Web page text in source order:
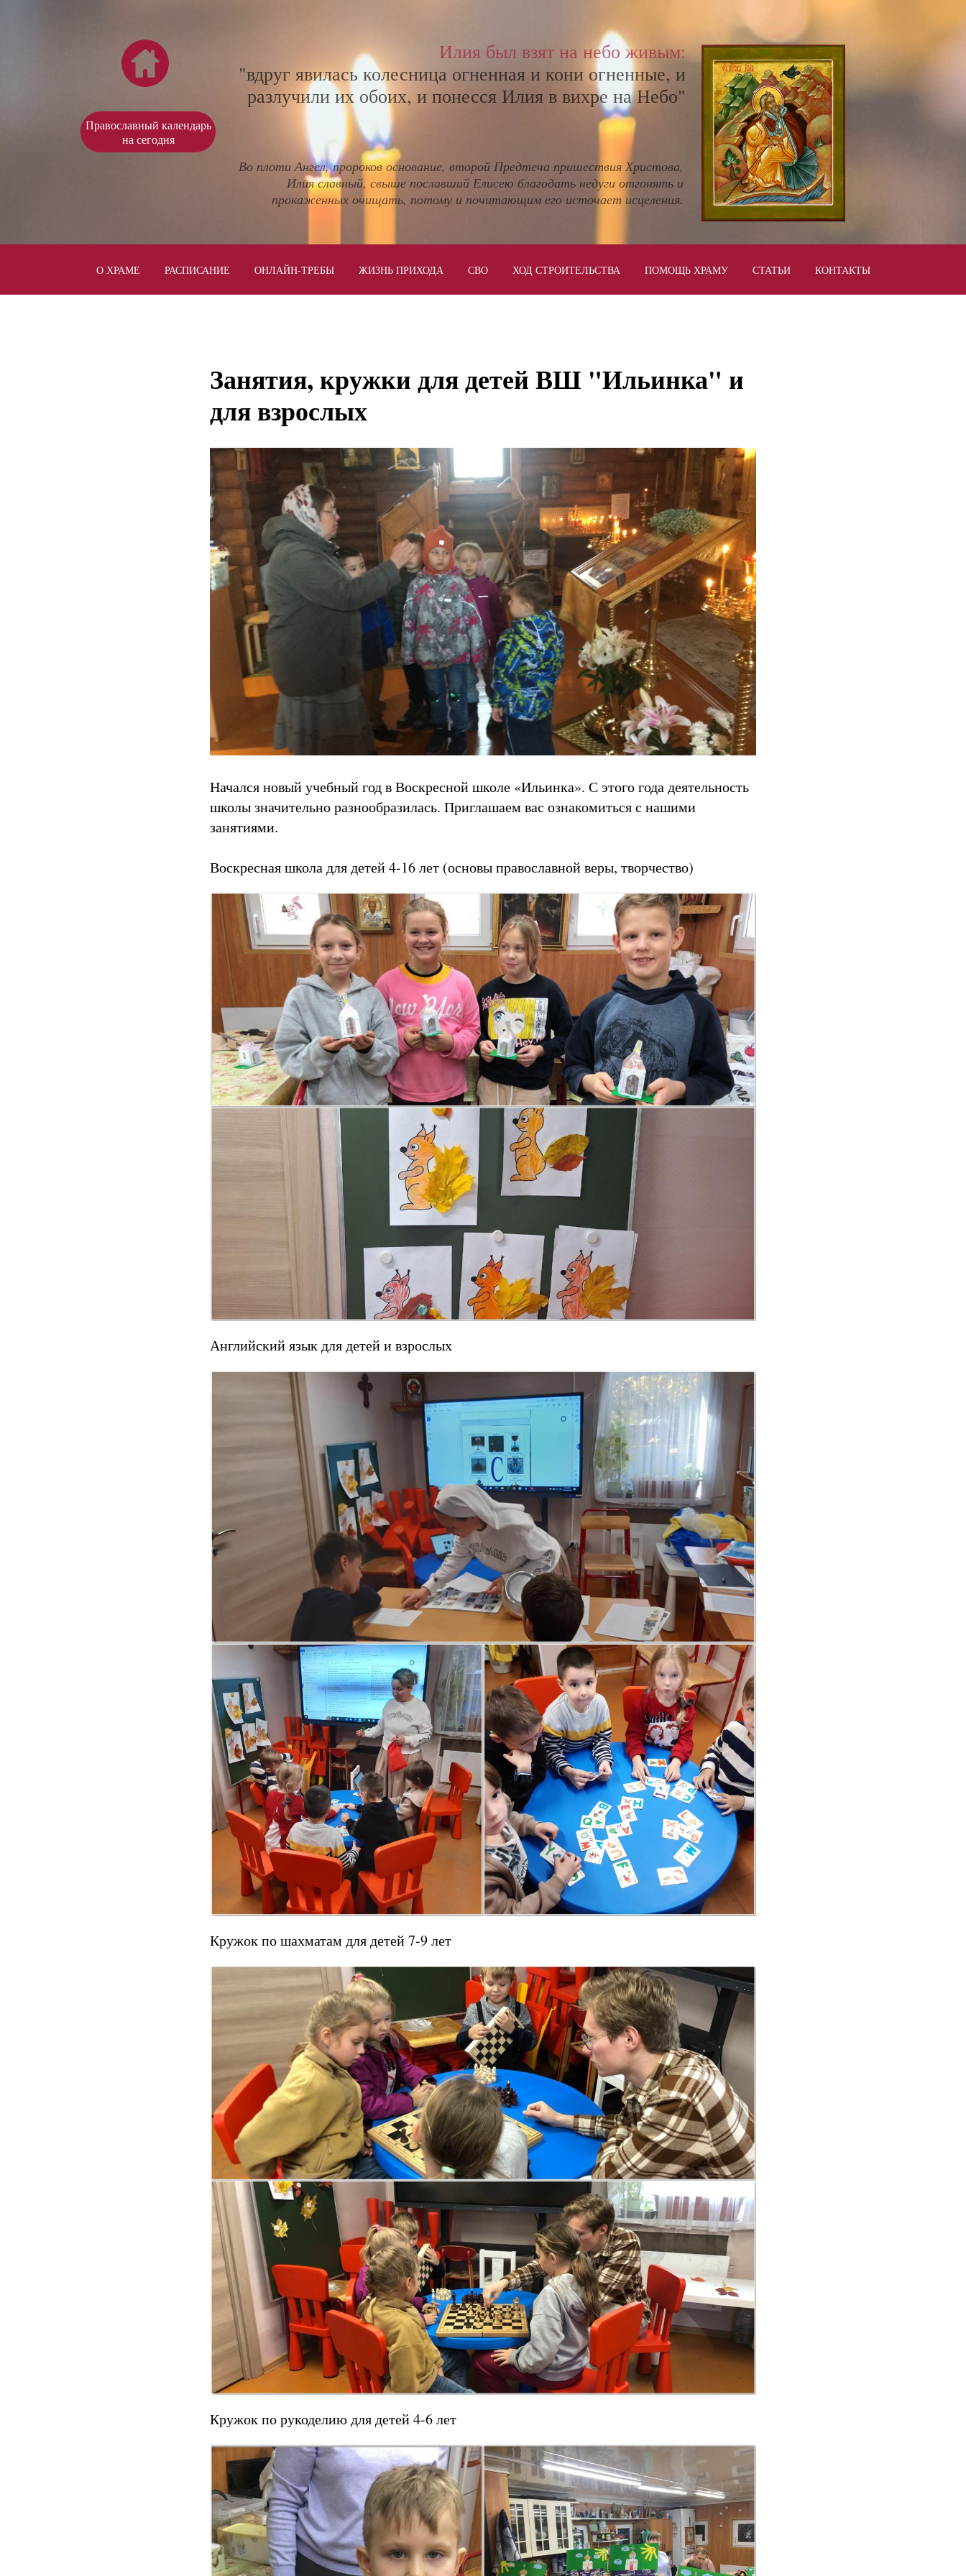
Во плоти Ангел, пророков основание, второй Предтеча пришествия Христова,
Илия славный, свыше пославший Елисею благодать недуги отгонять и
прокаженных очищать, потому и почитающим его источает исцеления.
Илия был взят на небо живым:
"вдруг явилась колесница огненная и кони огненные, и
разлучили их обоих, и понесся Илия в вихре на Небо"
Православный календарь
на сегодня
О ХРАМЕ РАСПИСАНИЕ ОНЛАЙН-ТРЕБЫ ЖИЗНЬ ПРИХОДА СВО ХОД СТРОИТЕЛЬСТВА ПОМОЩЬ ХРАМУ СТАТЬИ КОНТАКТЫ
Занятия, кружки для детей ВШ "Ильинка" и
для взрослых
Начался новый учебный год в Воскресной школе «Ильинка». С этого года деятельность
школы значительно разнообразилась. Приглашаем вас ознакомиться с нашими
занятиями.
Воскресная школа для детей 4-16 лет (основы православной веры, творчество)
Английский язык для детей и взрослых
Кружок по шахматам для детей 7-9 лет
Кружок по рукоделию для детей 4-6 лет